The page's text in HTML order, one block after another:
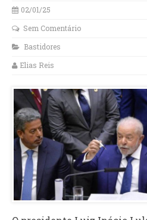
02/01/25
Sem Comentário
Bastidores
Elias Reis